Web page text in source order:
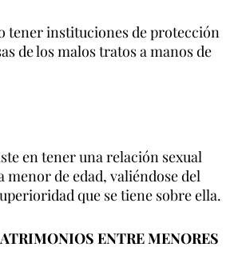
tener instituciones de protección
de los malos tratos a manos de
en tener una relación sexual
menor de edad, valiéndose del
que se tiene sobre ella.
ENTRE MENORES